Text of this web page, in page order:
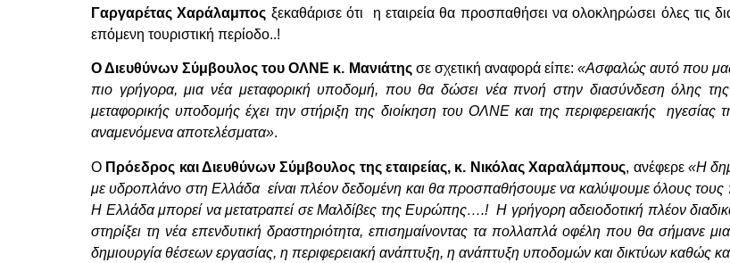
Γαργαρέτας Χαράλαμπος ξεκαθάρισε ότι η εταιρεία θα προσπαθήσει να ολοκληρώσει όλες τις
επόμενη τουριστική περίοδο..!
Ο Διευθύνων Σύμβουλος του ΟΛΝΕ κ. Μανιάτηςσε σχετική αναφορά είπε: «Ασφαλώς αυτό που μας
πιο γρήγορα, μια νέα μεταφορική υποδομή, που θα δώσει νέα πνοή στην διασύνδεση όλης
μεταφορικής υποδομής έχει την στήριξη της διοίκηση του ΟΛΝΕ και της περιφερειακής
αναμενόμενα αποτελέσματα».
Ο Πρόεδρος και Διευθύνων Σύμβουλος της εταιρείας, κ. Νικόλας Χαραλάμπους, ανέφερε «Η
με υδροπλάνο στη Ελλάδα είναι πλέον δεδομένη και θα προσπαθήσουμε να καλύψουμε όλους τους
Η Ελλάδα μπορεί να μετατραπεί σε Μαλδίβες της Ευρώπης….! Η γρήγορη αδειοδοτική πλέον
στηρίξει τη νέα επενδυτική δραστηριότητα, επισημαίνοντας τα πολλαπλά οφέλη που θα σήμανε
δημιουργία θέσεων εργασίας, η περιφερειακή ανάπτυξη, η ανάπτυξη υποδομών και δικτύων καθώς και